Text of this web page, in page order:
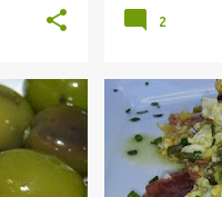
2
APERITIVOS